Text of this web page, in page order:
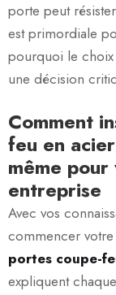
porte peut
est primordiale
pourquoi le
une décision
Comment
feu en
même
entreprise
Avec vos
commencer
portes coupe-
expliquent